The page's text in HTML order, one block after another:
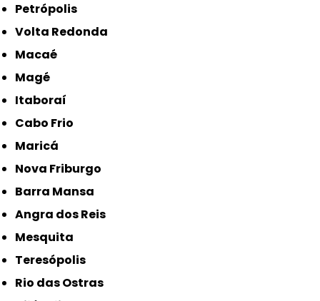
Petrópolis
Volta Redonda
Macaé
Magé
Itaboraí
Cabo Frio
Maricá
Nova Friburgo
Barra Mansa
Angra dos Reis
Mesquita
Teresópolis
Rio das Ostras